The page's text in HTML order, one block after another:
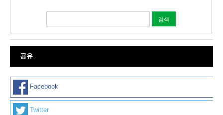
공유
Facebook
Twitter